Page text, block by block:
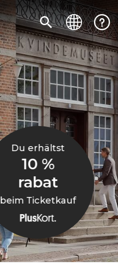
Du erhältst
10 %
rabat
beim Ticketkauf